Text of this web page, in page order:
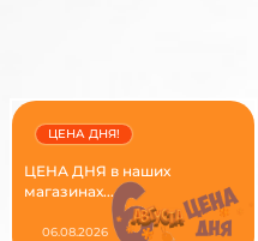
ЦЕНА ДНЯ в наших
магазинах...
ЦЕНА ДНЯ!
06.08.2026